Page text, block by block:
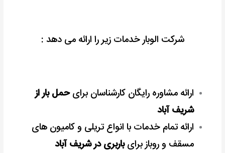
شرکت الوبار خدمات زیر را ارائه می دهد :
ارائه مشاوره رایگان کارشناسان برایحمل بار از
شریف آباد
ارائه تمام خدمات با انواع تریلی و کامیون های
مسقف و روباز برایباربری در شریف آباد